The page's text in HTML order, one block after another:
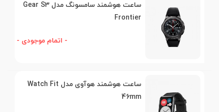
ساعت هوشمند سامسونگ مدل Gear S3
Frontier
- اتمام موجودی -
ساعت هوشمند هوآوی مدل Watch Fit
46mm